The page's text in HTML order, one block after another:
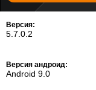
Версия:
5.7.0.2
Версия андроид:
Android 9.0